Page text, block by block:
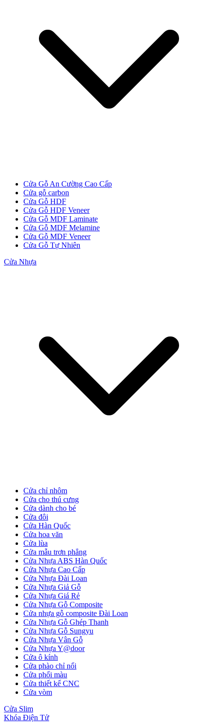
Cửa Gỗ MDF Laminate
Cửa Gỗ An Cường Cao Cấp
Cửa gỗ carbon
Cửa Gỗ HDF
Cửa Gỗ HDF Veneer
Cửa Gỗ MDF Laminate
Cửa Gỗ MDF Melamine
Cửa Gỗ MDF Veneer
Cửa Gỗ Tự Nhiên
Cửa Nhựa
Cửa chỉ nhôm
Cửa cho thú cưng
Cửa dành cho bé
Cửa đôi
Cửa Hàn Quốc
Cửa hoa văn
Cửa lùa
Cửa mẫu trơn phẳng
Cửa Nhựa ABS Hàn Quốc
Cửa Nhựa Cao Cấp
Cửa Nhựa Đài Loan
Cửa Nhựa Giả Gỗ
Cửa Nhựa Giá Rẻ
Cửa Nhựa Gỗ Composite
Cửa nhựa gỗ composite Đài Loan
Cửa Nhựa Gỗ Ghép Thanh
Cửa Nhựa Gỗ Sungyu
Cửa Nhựa Vân Gỗ
Cửa Nhựa Y@door
Cửa ô kính
Cửa phào chỉ nổi
Cửa phối màu
Cửa thiết kế CNC
Cửa vòm
Cửa Slim
Khóa Điện Tử